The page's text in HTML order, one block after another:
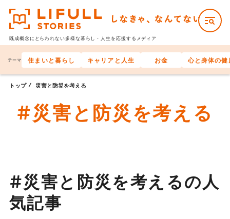
既成概念にとらわれない多様な暮らし・人生を応援するメディア
テーマ 住まいと暮らし キャリアと人生 お金 心と身体の健
トップ 災害と防災を考える
#災害と防災を考える
#災害と防災を考えるの人
気記事